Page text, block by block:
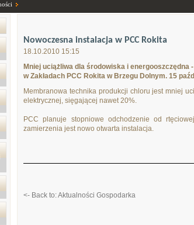
Nowoczesna instalacja w PCC Rokita
18.10.2010 15:15
Mniej uciążliwa dla środowiska i
w Zakładach PCC Rokita w Brzegu Dolnym. 15
Membranowa technika produkcji chloru jest mniej
elektrycznej, sięgającej nawet 20%.
PCC planuje stopniowe odchodzenie od
zamierzenia jest nowo otwarta instalacja.
<- Back to: Aktualności Gospodarka